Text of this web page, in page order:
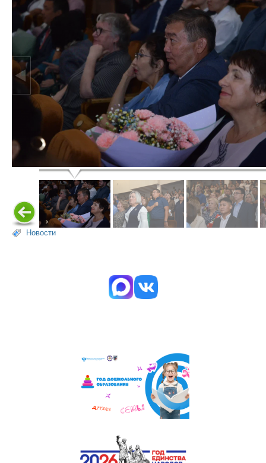
Новости